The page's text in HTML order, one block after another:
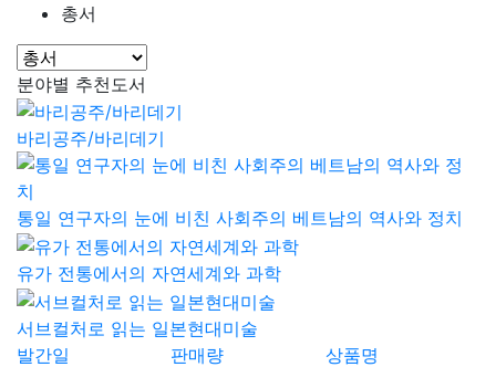
총서
분야별 추천도서
바리공주/바리데기
통일 연구자의 눈에 비친 사회주의 베트남의 역사와 정치
유가 전통에서의 자연세계와 과학
서브컬처로 읽는 일본현대미술
발간일
판매량
상품명